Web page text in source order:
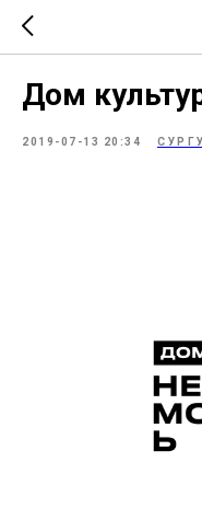
Дом
2019-07-13 20:34